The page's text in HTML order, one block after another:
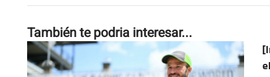
También te podria interesar...